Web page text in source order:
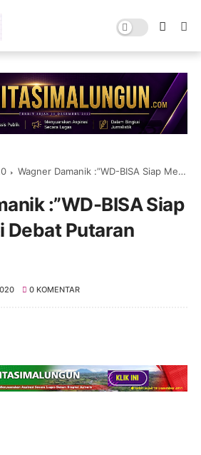
Wagner Damanik :”WD-BISA Siap Menghadapi Debat Putaran Pertama”
:”WD-BISA Siap
Debat Putaran
0 KOMENTAR